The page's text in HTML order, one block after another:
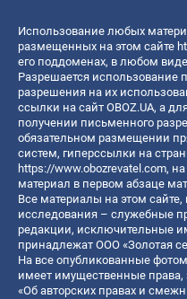
Использование любых
размещенных на этом сайте
его поддоменах, в любом
Разрешается использование
разрешения на их
ссылки на сайт OBOZ.UA, а
получении письменного
обязательном размещении
систем, гиперссылки на
https://www.obozrevatel.com,
материал в первом абзаце
Все материалы на этом
исследования – служебные
редакции, исключительные
принадлежат ООО «Золотая
На все опубликованные
имеет имущественные
«Об авторских правах и